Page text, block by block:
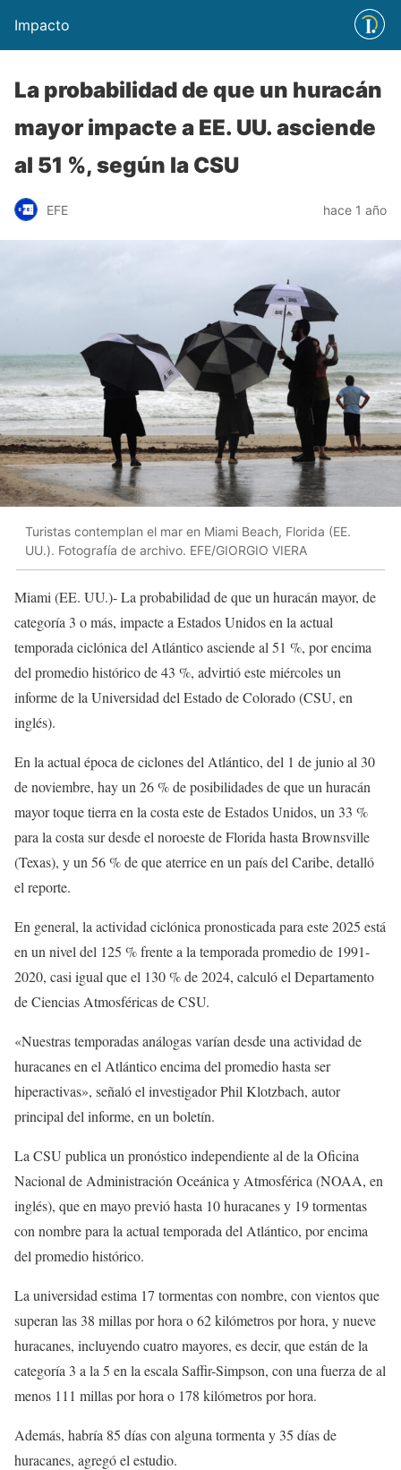
Impacto
La probabilidad de que un huracán
mayor impacte a EE. UU. asciende
al 51 %, según la CSU
EFE hace 1 año
Turistas contemplan el mar en Miami Beach, Florida (EE.
UU.). Fotografía de archivo. EFE/GIORGIO VIERA
Miami (EE. UU.)- La probabilidad de que un huracán mayor, de
categoría 3 o más, impacte a Estados Unidos en la actual
temporada ciclónica del Atlántico asciende al 51 %, por encima
del promedio histórico de 43 %, advirtió este miércoles un
informe de la Universidad del Estado de Colorado (CSU, en
inglés).
En la actual época de ciclones del Atlántico, del 1 de junio al 30
de noviembre, hay un 26 % de posibilidades de que un huracán
mayor toque tierra en la costa este de Estados Unidos, un 33 %
para la costa sur desde el noroeste de Florida hasta Brownsville
(Texas), y un 56 % de que aterrice en un país del Caribe, detalló
el reporte.
En general, la actividad ciclónica pronosticada para este 2025 está
en un nivel del 125 % frente a la temporada promedio de 1991-
2020, casi igual que el 130 % de 2024, calculó el Departamento
de Ciencias Atmosféricas de CSU.
«Nuestras temporadas análogas varían desde una actividad de
huracanes en el Atlántico encima del promedio hasta ser
hiperactivas», señaló el investigador Phil Klotzbach, autor
principal del informe, en un boletín.
La CSU publica un pronóstico independiente al de la Oficina
Nacional de Administración Oceánica y Atmosférica (NOAA, en
inglés), que en mayo previó hasta 10 huracanes y 19 tormentas
con nombre para la actual temporada del Atlántico, por encima
del promedio histórico.
La universidad estima 17 tormentas con nombre, con vientos que
superan las 38 millas por hora o 62 kilómetros por hora, y nueve
huracanes, incluyendo cuatro mayores, es decir, que están de la
categoría 3 a la 5 en la escala Saffir-Simpson, con una fuerza de al
menos 111 millas por hora o 178 kilómetros por hora.
Además, habría 85 días con alguna tormenta y 35 días de
huracanes, agregó el estudio.